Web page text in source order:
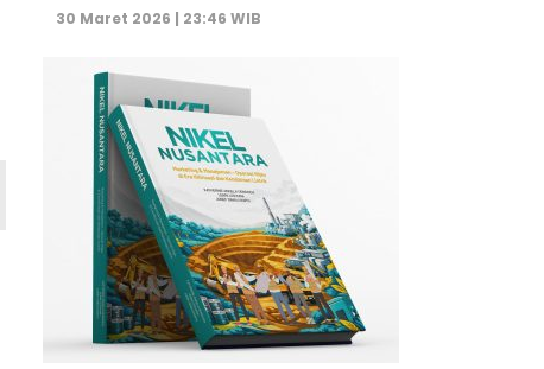
30 Maret 2026 | 23:46 WIB